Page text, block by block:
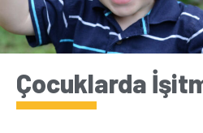
Çocuklarda